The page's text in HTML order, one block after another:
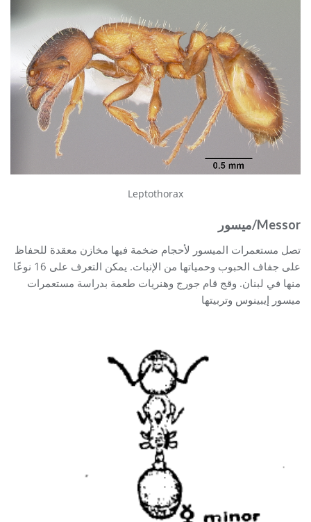
Leptothorax
Messor/ميسور
تصل مستعمرات الميسور لأحجام ضخمة فيها مخازن معقدة للحفاظ
على جفاف الحبوب وحمياتها من الإنبات. يمكن التعرف على 16 نوعًا
منها في لبنان. وقج قام جورج وهنريات طعمة بدراسة مستعمرات
ميسور إيبينوس وتربيتها